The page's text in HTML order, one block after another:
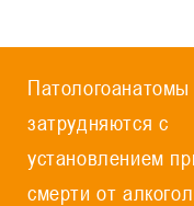
Патологоанатомы
затрудняются с
установлением
смерти от